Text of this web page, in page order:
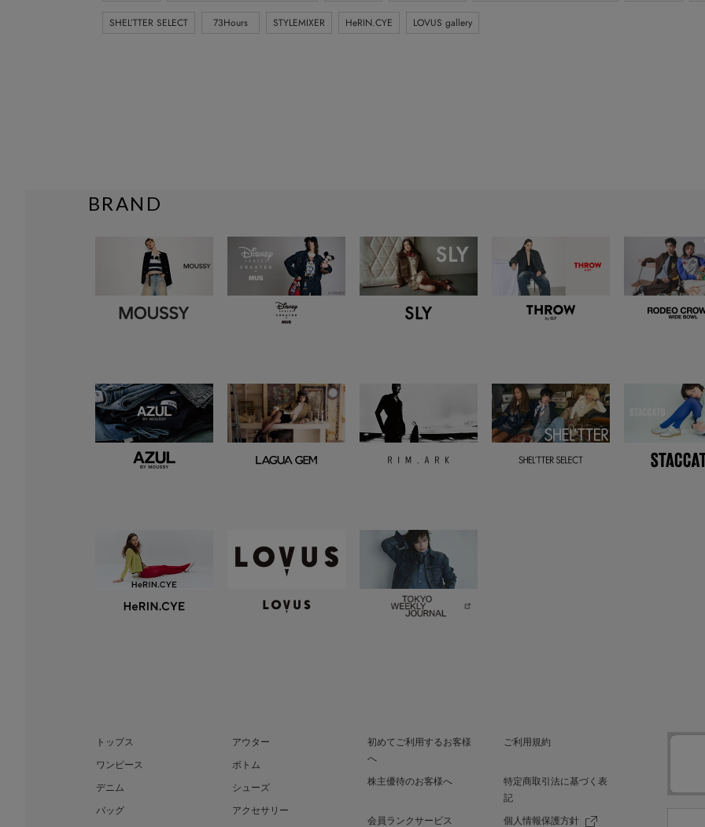
SHEL’TTER SELECT 73Hours STYLEMIXER HeRIN.CYE LOVUS gallery
BRAND
トップス
アウター
ワンピース
ボトム
デニム
シューズ
バッグ
アクセサリー
初めてご利用するお客様
へ
ご利用規約
株主優待のお客様へ
特定商取引法に基づく表
記
会員ランクサービス
個人情報保護方針